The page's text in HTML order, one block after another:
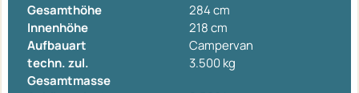
Gesamthöhe
284 cm
Innenhöhe
218 cm
Aufbauart
Campervan
techn. zul.
Gesamtmasse
3.500 kg